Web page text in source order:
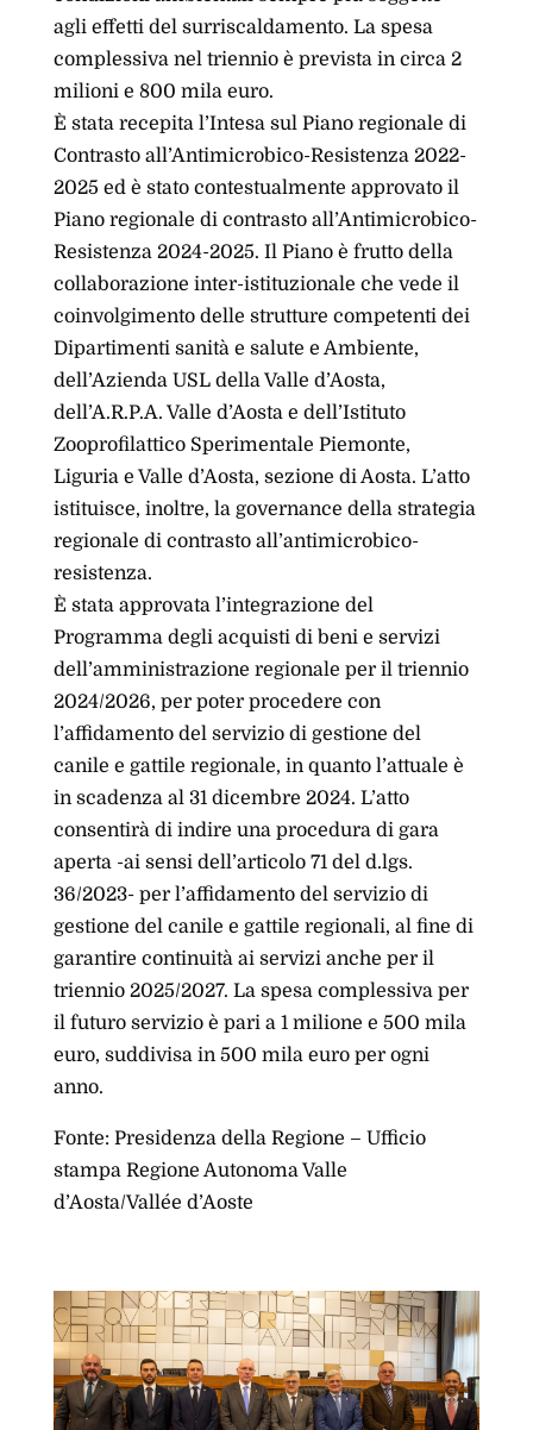
agli effetti del surriscaldamento. La spesa
complessiva nel triennio è prevista in circa 2
milioni e 800 mila euro.
È stata recepita l’Intesa sul Piano regionale di
Contrasto all’Antimicrobico-Resistenza 2022-
2025 ed è stato contestualmente approvato il
Piano regionale di contrasto all’Antimicrobico-
Resistenza 2024-2025. Il Piano è frutto della
collaborazione inter-istituzionale che vede il
coinvolgimento delle strutture competenti dei
Dipartimenti sanità e salute e Ambiente,
dell’Azienda USL della Valle d’Aosta,
dell’A.R.P.A. Valle d’Aosta e dell’Istituto
Zooprofilattico Sperimentale Piemonte,
Liguria e Valle d’Aosta, sezione di Aosta. L’atto
istituisce, inoltre, la governance della strategia
regionale di contrasto all’antimicrobico-
resistenza.
È stata approvata l’integrazione del
Programma degli acquisti di beni e servizi
dell’amministrazione regionale per il triennio
2024/2026, per poter procedere con
l’affidamento del servizio di gestione del
canile e gattile regionale, in quanto l’attuale è
in scadenza al 31 dicembre 2024. L’atto
consentirà di indire una procedura di gara
aperta -ai sensi dell’articolo 71 del d.lgs.
36/2023- per l’affidamento del servizio di
gestione del canile e gattile regionali, al fine di
garantire continuità ai servizi anche per il
triennio 2025/2027. La spesa complessiva per
il futuro servizio è pari a 1 milione e 500 mila
euro, suddivisa in 500 mila euro per ogni
anno.
Fonte: Presidenza della Regione – Ufficio
stampa Regione Autonoma Valle
d’Aosta/Vallée d’Aoste